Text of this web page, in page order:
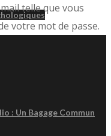
: Un Bagage Commun
telle que vous
votre mot de passe.